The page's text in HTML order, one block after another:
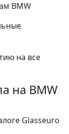
BMW
на все
на BMW
Glasseuro